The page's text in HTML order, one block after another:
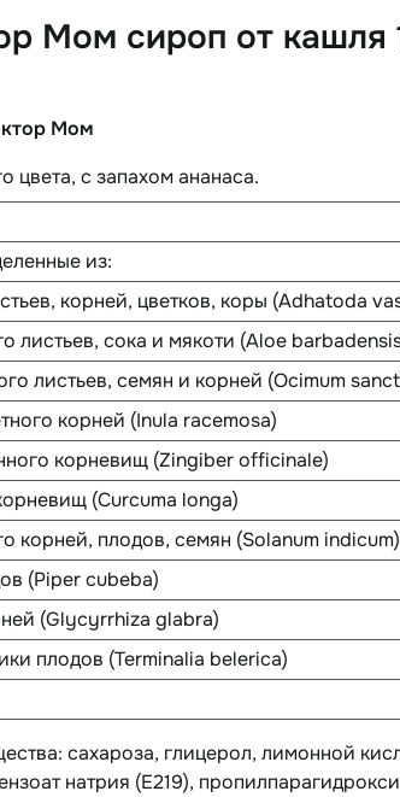
Мом сироп от кашля
Мом
цвета, с запахом ананаса.
из:
корней, цветков, коры (Adhatoda
листьев, сока и мякоти (Aloe
листьев, семян и корней (Ocimum
корней (Inula racemosa)
корневищ (Zingiber officinale)
(Curcuma longa)
корней, плодов, семян (Solanum indicum)
(Piper cubeba)
(Glycyrrhiza glabra)
плодов (Terminalia belerica)
: сахароза, глицерол, лимонной
натрия (E219),